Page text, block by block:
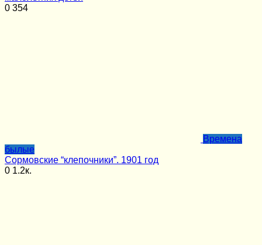
0 354
Времена
былые
Сормовские “клепочники”. 1901 год
0 1.2к.